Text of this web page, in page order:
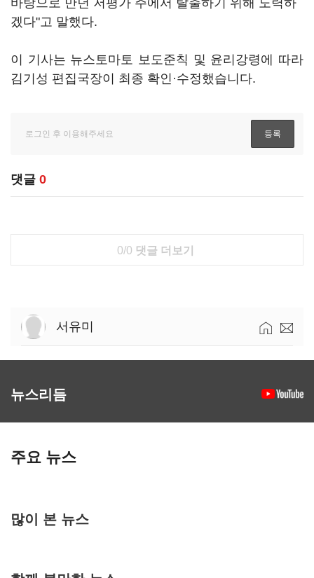
바탕으로 만년 저평가 주에서 탈출하기 위해 노력하
겠다"고 말했다.
이 기사는 뉴스토마토 보도준칙 및 윤리강령에 따라
김기성 편집국장이 최종 확인·수정했습니다.
댓글 0
0/0 댓글 더보기
서유미
뉴스리듬
주요 뉴스
많이 본 뉴스